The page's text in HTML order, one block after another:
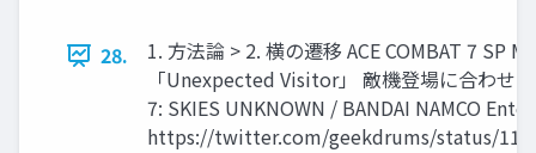
28.
1. 方法論 > 2. 横の遷移 ACE COMBAT 7 SP
「Unexpected Visitor」 敵機登場に合わせ
7: SKIES UNKNOWN / BANDAI NAMCO
https://twitter.com/geekdrums/status/